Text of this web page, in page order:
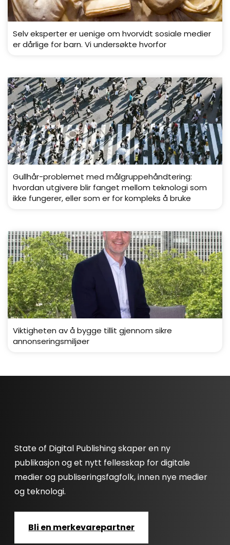
Selv eksperter er uenige om hvorvidt sosiale medier
er dårlige for barn. Vi undersøkte hvorfor
Gullhår-problemet med målgruppehåndtering:
hvordan utgivere blir fanget mellom teknologi som
ikke fungerer, eller som er for kompleks å bruke
Viktigheten av å bygge tillit gjennom sikre
annonseringsmiljøer
State of Digital Publishing skaper en ny
publikasjon og et nytt fellesskap for digitale
medier og publiseringsfagfolk, innen nye medier
og teknologi.
Bli en merkevarepartner